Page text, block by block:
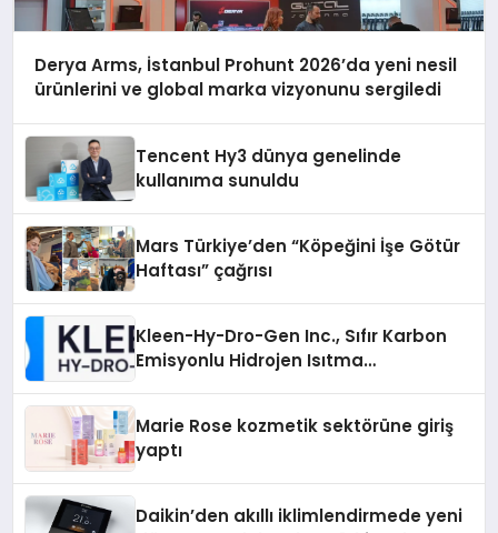
Derya Arms, İstanbul Prohunt 2026’da yeni nesil
ürünlerini ve global marka vizyonunu sergiledi
Tencent Hy3 dünya genelinde
kullanıma sunuldu
Mars Türkiye’den “Köpeğini İşe Götür
Haftası” çağrısı
Kleen-Hy-Dro-Gen Inc., Sıfır Karbon
Emisyonlu Hidrojen Isıtma
Marie Rose kozmetik sektörüne giriş
yaptı
Daikin’den akıllı iklimlendirmede yeni